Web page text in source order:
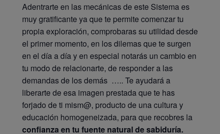
Adentrarte en las mecánicas de este Sistema es
muy gratificante ya que te permite comenzar tu
propia exploración, comprobaras su utilidad desde
el primer momento, en los dilemas que te surgen
en el día a día y en especial notarás un cambio en
tu modo de relacionarte, de responder a las
demandas de los demás ….. Te ayudará a
liberarte de esa imagen prestada que te has
forjado de ti mism@, producto de una cultura y
educación homogeneizada, para que recobres la
confianza en tu fuente natural de sabiduría.